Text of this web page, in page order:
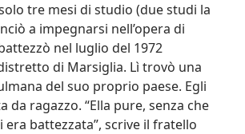
tre mesi di studio (due studi la
a impegnarsi nell’opera di
nel luglio del 1972
di Marsiglia. Lì trovò una
del suo proprio paese. Egli
da ragazzo. “Ella pure, senza che
era battezzata”, scrive il fratello